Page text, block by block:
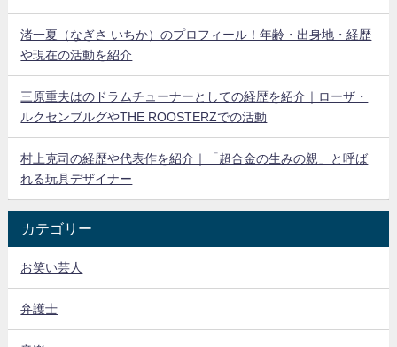
渚一夏（なぎさ いちか）のプロフィール！年齢・出身地・経歴
や現在の活動を紹介
三原重夫はのドラムチューナーとしての経歴を紹介｜ローザ・
ルクセンブルグやTHE ROOSTERZでの活動
村上克司の経歴や代表作を紹介｜「超合金の生みの親」と呼ば
れる玩具デザイナー
カテゴリー
お笑い芸人
弁護士